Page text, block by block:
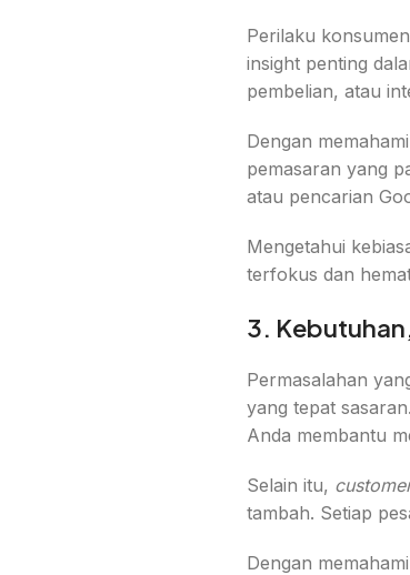
Perilaku
insight penting
pembelian, atau
Dengan
pemasaran yang
atau pencarian
Mengetahui
terfokus dan
3.
Permasalahan
yang tepat
Anda membantu
Selain itu,
tambah. Setiap
Dengan memahami